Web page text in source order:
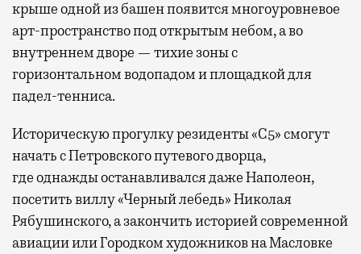
крыше одной из башен появится многоуровневое
арт-пространство под открытым небом, а во
внутреннем дворе — тихие зоны с
горизонтальном водопадом и площадкой для
падел-тенниса.
Историческую прогулку резиденты «С5» смогут
начать с Петровского путевого дворца,
гдеоднажды останавливался даже Наполеон,
посетить виллу «Черный лебедь» Николая
Рябушинского, а закончить историей современной
авиации или Городком художников на Масловке